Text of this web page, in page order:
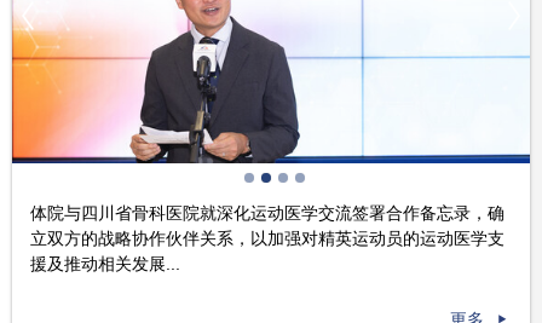
体院与四川省骨科医院就深化运动医学交流签署合作备忘录，确
立双方的战略协作伙伴关系，以加强对精英运动员的运动医学支
援及推动相关发展...